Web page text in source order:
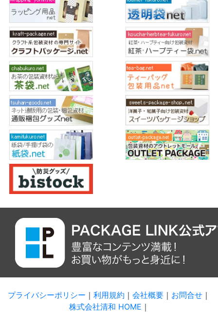
プライバシーポリシー ｜ 利用規約 ｜ 会社概要 ｜ お問合せ ｜
株式会社清和 HOME ｜